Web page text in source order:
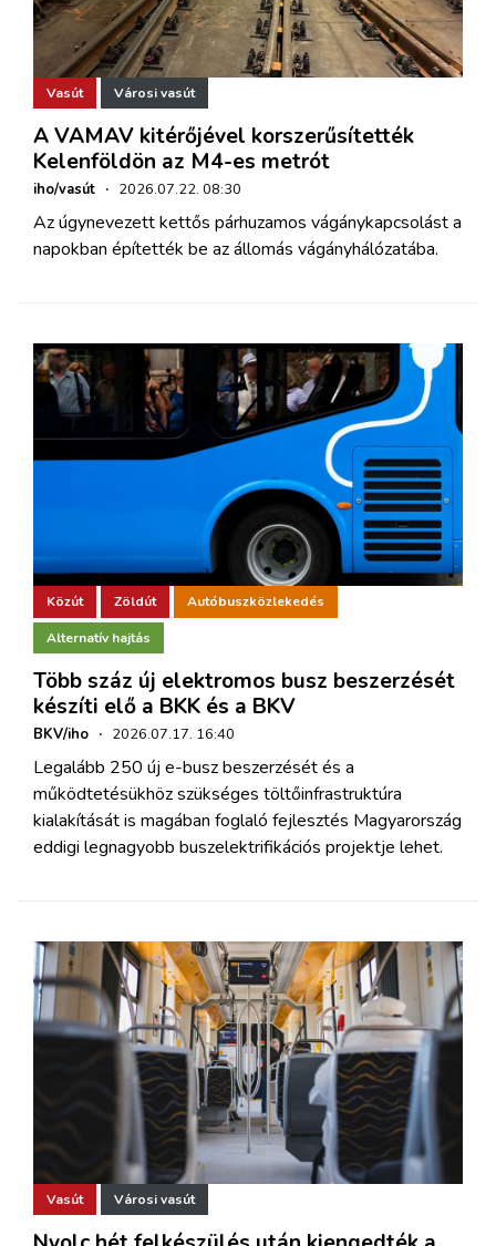
Vasút Városi vasút
A VAMAV kitérőjével korszerűsítették
Kelenföldön az M4-es metrót
iho/vasút · 2026.07.22. 08:30
Az úgynevezett kettős párhuzamos vágánykapcsolást a
napokban építették be az állomás vágányhálózatába.
Közút Zöldút Autóbuszközlekedés
Alternatív hajtás
Több száz új elektromos busz beszerzését
készíti elő a BKK és a BKV
BKV/iho · 2026.07.17. 16:40
Legalább 250 új e-busz beszerzését és a
működtetésükhöz szükséges töltőinfrastruktúra
kialakítását is magában foglaló fejlesztés Magyarország
eddigi legnagyobb buszelektrifikációs projektje lehet.
Vasút Városi vasút